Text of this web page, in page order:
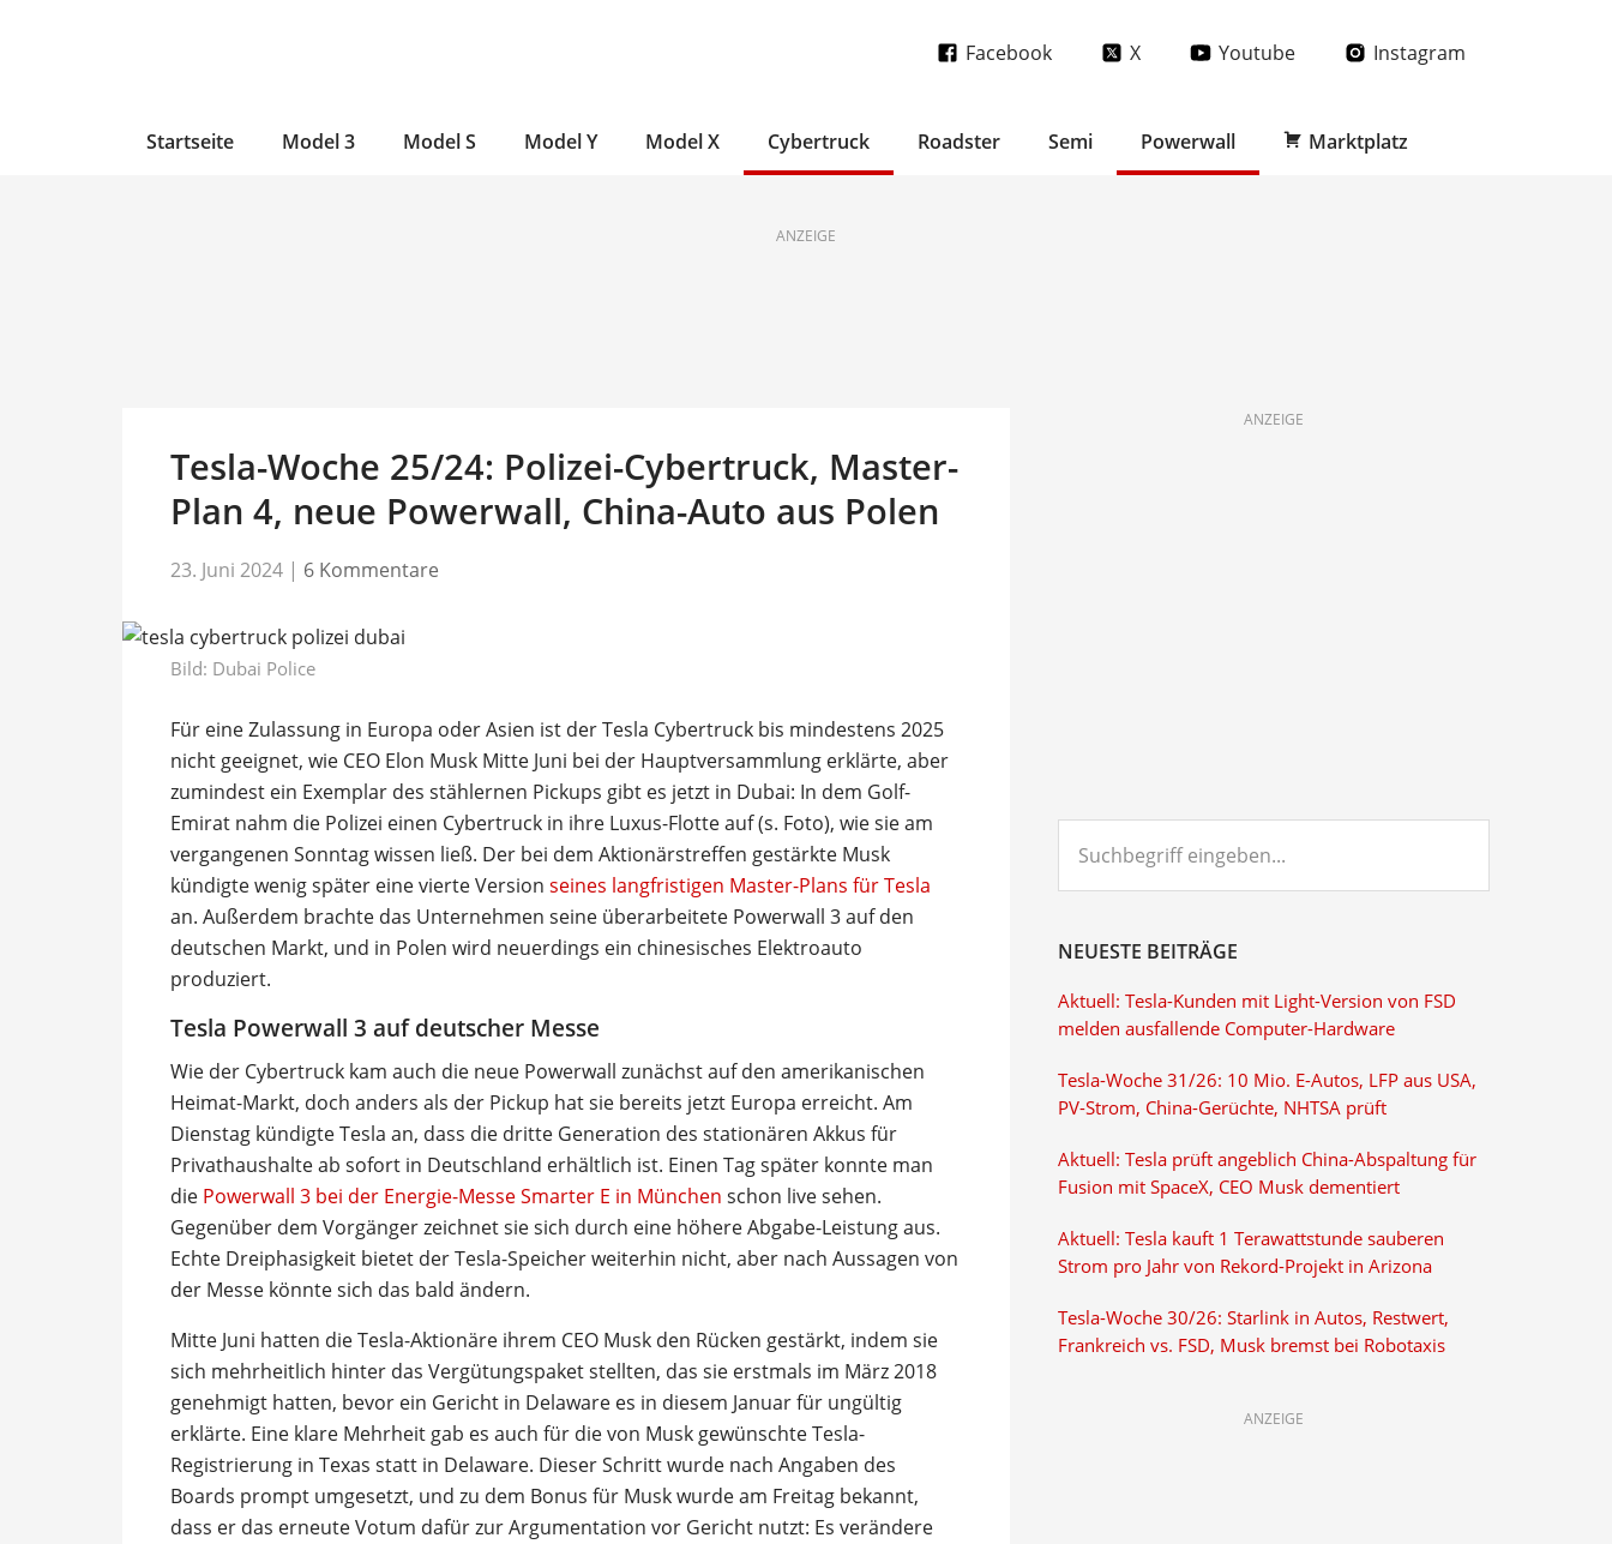
Facebook X Youtube Instagram
Startseite Model 3 Model S Model Y Model X Cybertruck Roadster Semi Powerwall Marktplatz
ANZEIGE
Tesla-Woche 25/24: Polizei-Cybertruck, Master-
Plan 4, neue Powerwall, China-Auto aus Polen
23. Juni 2024 | 6 Kommentare
Bild: Dubai Police
Für eine Zulassung in Europa oder Asien ist der Tesla Cybertruck bis mindestens 2025
nicht geeignet, wie CEO Elon Musk Mitte Juni bei der Hauptversammlung erklärte, aber
zumindest ein Exemplar des stählernen Pickups gibt es jetzt in Dubai: In dem Golf-
Emirat nahm die Polizei einen Cybertruck in ihre Luxus-Flotte auf (s. Foto), wie sie am
vergangenen Sonntag wissen ließ. Der bei dem Aktionärstreffen gestärkte Musk
kündigte wenig später eine vierte Version seines langfristigen Master-Plans für Tesla
an. Außerdem brachte das Unternehmen seine überarbeitete Powerwall 3 auf den
deutschen Markt, und in Polen wird neuerdings ein chinesisches Elektroauto
produziert.
Tesla Powerwall 3 auf deutscher Messe
Wie der Cybertruck kam auch die neue Powerwall zunächst auf den amerikanischen
Heimat-Markt, doch anders als der Pickup hat sie bereits jetzt Europa erreicht. Am
Dienstag kündigte Tesla an, dass die dritte Generation des stationären Akkus für
Privathaushalte ab sofort in Deutschland erhältlich ist. Einen Tag später konnte man
die Powerwall 3 bei der Energie-Messe Smarter E in München schon live sehen.
Gegenüber dem Vorgänger zeichnet sie sich durch eine höhere Abgabe-Leistung aus.
Echte Dreiphasigkeit bietet der Tesla-Speicher weiterhin nicht, aber nach Aussagen von
der Messe könnte sich das bald ändern.
Mitte Juni hatten die Tesla-Aktionäre ihrem CEO Musk den Rücken gestärkt, indem sie
sich mehrheitlich hinter das Vergütungspaket stellten, das sie erstmals im März 2018
genehmigt hatten, bevor ein Gericht in Delaware es in diesem Januar für ungültig
erklärte. Eine klare Mehrheit gab es auch für die von Musk gewünschte Tesla-
Registrierung in Texas statt in Delaware. Dieser Schritt wurde nach Angaben des
Boards prompt umgesetzt, und zu dem Bonus für Musk wurde am Freitag bekannt,
dass er das erneute Votum dafür zur Argumentation vor Gericht nutzt: Es verändere
ANZEIGE
eingeben...
NEUESTE BEITRÄGE
Aktuell: Tesla-Kunden mit Light-Version von FSD
melden ausfallende Computer-Hardware
Tesla-Woche 31/26: 10 Mio. E-Autos, LFP aus USA,
PV-Strom, China-Gerüchte, NHTSA prüft
Aktuell: Tesla prüft angeblich China-Abspaltung für
Fusion mit SpaceX, CEO Musk dementiert
Aktuell: Tesla kauft 1 Terawattstunde sauberen
Strom pro Jahr von Rekord-Projekt in Arizona
Tesla-Woche 30/26: Starlink in Autos, Restwert,
Frankreich vs. FSD, Musk bremst bei Robotaxis
ANZEIGE